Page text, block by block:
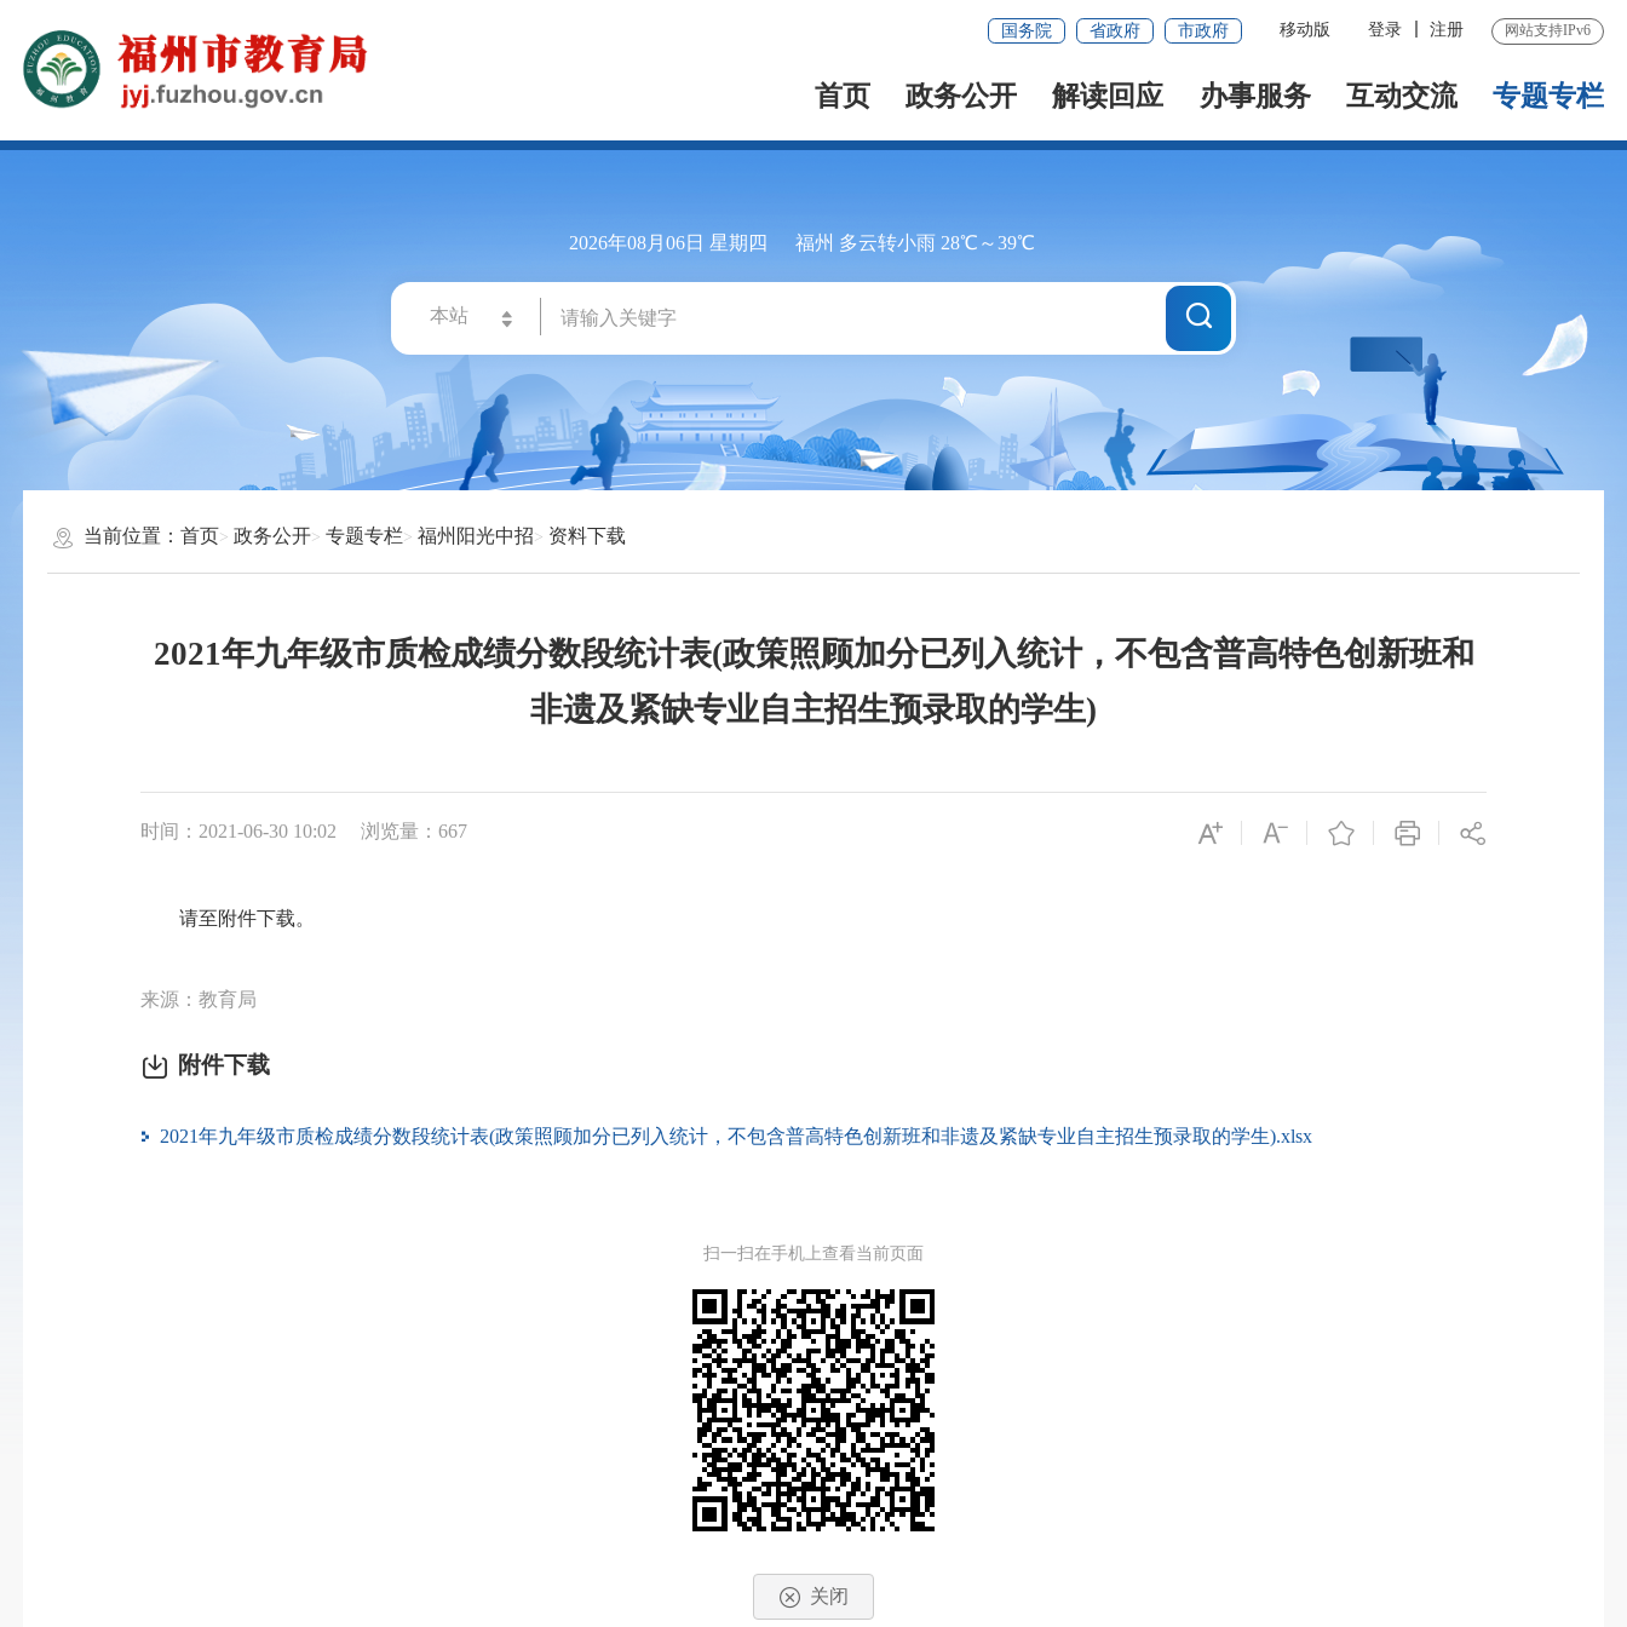
国务院 省政府 市政府 移动版 登录 注册 网站支持IPv6
首页 政务公开 解读回应 办事服务 互动交流 专题专栏
2026年08月06日 星期四 福州 多云转小雨 28℃～39℃
当前位置：首页 政务公开 专题专栏 福州阳光中招 资料下载
2021年九年级市质检成绩分数段统计表(政策照顾加分已列入统计，不包含普高特色创新班和
非遗及紧缺专业自主招生预录取的学生)
时间：2021-06-30 10:02 浏览量：667
请至附件下载。
来源：教育局
附件下载
2021年九年级市质检成绩分数段统计表(政策照顾加分已列入统计，不包含普高特色创新班和非遗及紧缺专业自主招生预录取的学生).xlsx
扫一扫在手机上查看当前页面
关闭